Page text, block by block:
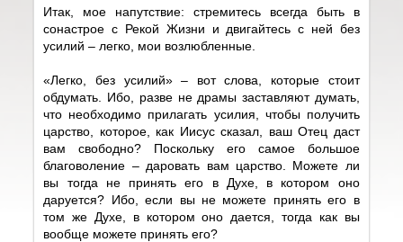
Итак, мое напутствие: стремитесь всегда быть в
сонастрое с Рекой Жизни и двигайтесь с ней без
усилий – легко, мои возлюбленные.
«Легко, без усилий» – вот слова, которые стоит
обдумать. Ибо, разве не драмы заставляют думать,
что необходимо прилагать усилия, чтобы получить
царство, которое, как Иисус сказал, ваш Отец даст
вам свободно? Поскольку его самое большое
благоволение – даровать вам царство. Можете ли
вы тогда не принять его в Духе, в котором оно
даруется? Ибо, если вы не можете принять его в
том же Духе, в котором оно дается, тогда как вы
вообще можете принять его?